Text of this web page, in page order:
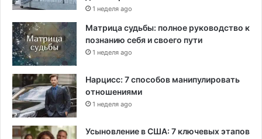
1 неделя ago
Матрица судьбы: полное руководство к
познанию себя и своего пути
1 неделя ago
Нарцисс: 7 способов манипулировать
отношениями
1 неделя ago
Усыновление в США: 7 ключевых этапов